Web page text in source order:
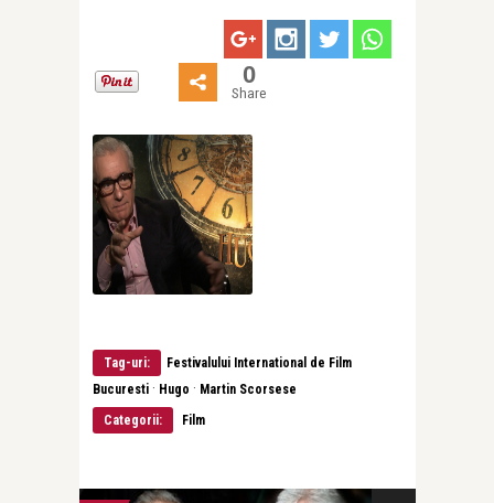
0
Share
Tag-uri:
Festivalului International de Film
Bucuresti · Hugo · Martin Scorsese
Categorii:
Film